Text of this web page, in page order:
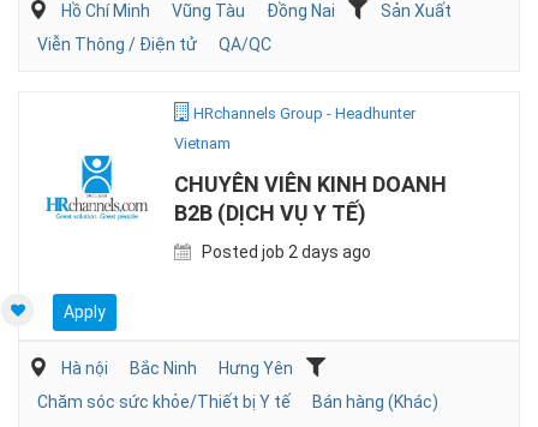
Hồ Chí Minh Vũng Tàu Đồng Nai
Sản Xuất
Viễn Thông / Điện tử
QA/QC
HRchannels Group - Headhunter
Vietnam
CHUYÊN VIÊN KINH DOANH
B2B (DỊCH VỤ Y TẾ)
Posted job 2 days ago
Apply
Hà nội Bắc Ninh
Hưng Yên
Chăm sóc sức khỏe/Thiết bị Y tế
Bán hàng (Khác)